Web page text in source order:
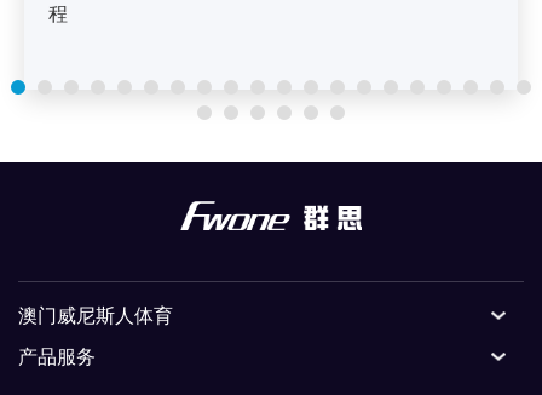
程
澳门威尼斯人体育
产品服务